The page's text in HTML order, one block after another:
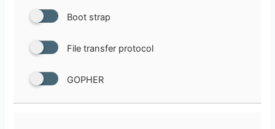
Boot strap
File transfer protocol
GOPHER